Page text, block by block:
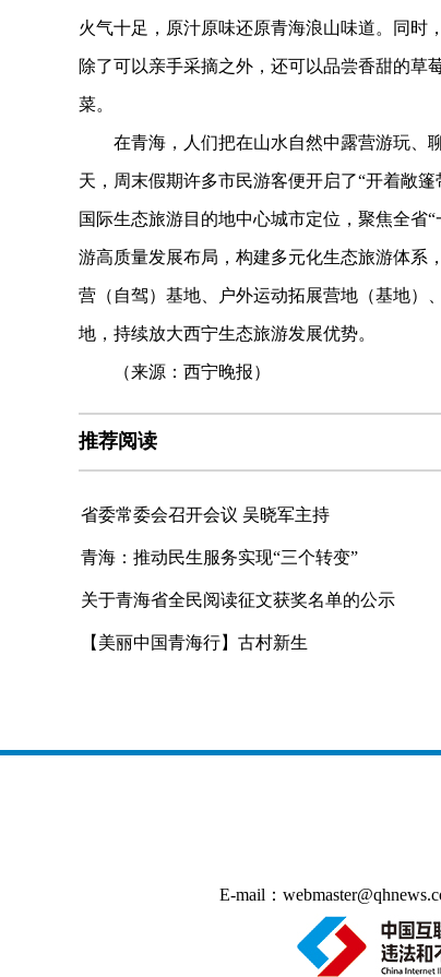
火气十足，原汁原味还原青海浪山味道。同时
除了可以亲手采摘之外，还可以品尝香甜的草
菜。
在青海，人们把在山水自然中露营游玩、聊
天，周末假期许多市民游客便开启了“开着敞
国际生态旅游目的地中心城市定位，聚焦全省
游高质量发展布局，构建多元化生态旅游体系
营（自驾）基地、户外运动拓展营地（基地）
地，持续放大西宁生态旅游发展优势。
（来源：西宁晚报）
推荐阅读
省委常委会召开会议 吴晓军主持
青海：推动民生服务实现“三个转变”
关于青海省全民阅读征文获奖名单的公示
【美丽中国青海行】古村新生
E-mail：